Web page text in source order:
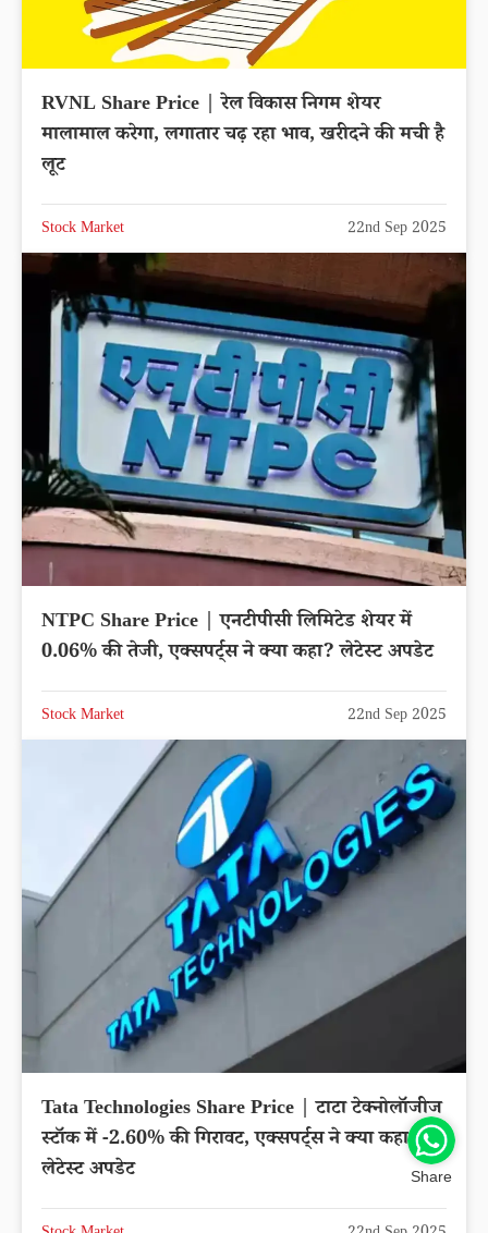
RVNL Share Price | रेल विकास निगम शेयर
मालामाल करेगा, लगातार चढ़ रहा भाव, खरीदने की मची है
लूट
Stock Market 22nd Sep 2025
NTPC Share Price | एनटीपीसी लिमिटेड शेयर में
0.06% की तेजी, एक्सपर्ट्स ने क्या कहा? लेटेस्ट अपडेट
Stock Market 22nd Sep 2025
Tata Technologies Share Price | टाटा टेक्नोलॉजीज
स्टॉक में -2.60% की गिरावट, एक्सपर्ट्स ने क्या कहा?
लेटेस्ट अपडेट
Share